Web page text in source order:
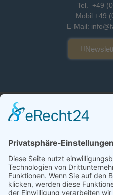
Tel. +49
Mobil +49
E-Mail:
Impressum
Eine
Newsletter